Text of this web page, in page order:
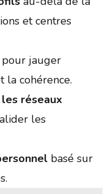
et centres
pour jauger
la cohérence.
réseaux
les
basé sur